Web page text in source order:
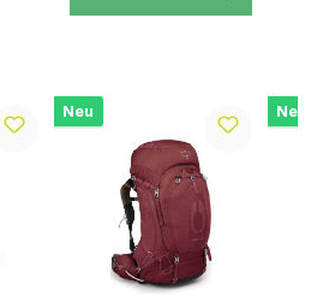
Neu Neu